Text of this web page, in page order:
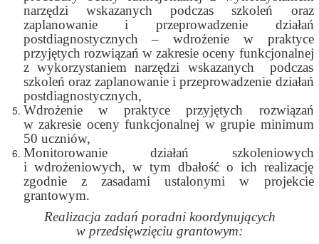
narzędzi wskazanych podczas szkoleń oraz
zaplanowanie i przeprowadzenie działań
postdiagnostycznych – wdrożenie w praktyce
przyjętych rozwiązań w zakresie oceny funkcjonalnej
z wykorzystaniem narzędzi wskazanych podczas
szkoleń oraz zaplanowanie i przeprowadzenie działań
postdiagnostycznych,
Wdrożenie w praktyce przyjętych rozwiązań
w zakresie oceny funkcjonalnej w grupie minimum
50 uczniów,
Monitorowanie działań szkoleniowych
i wdrożeniowych, w tym dbałość o ich realizację
zgodnie z zasadami ustalonymi w projekcie
grantowym.
Realizacja zadań poradni koordynujących
w przedsięwzięciu grantowym: